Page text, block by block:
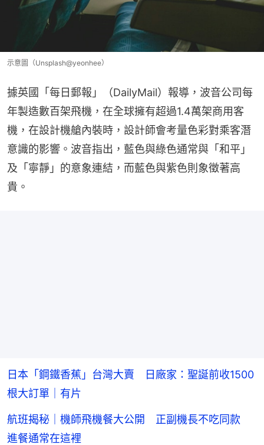
示意圖（Unsplash@yeonhee）
據英國「每日郵報」（DailyMail）報導，波音公司每
年製造數百架飛機，在全球擁有超過1.4萬架商用客
機，在設計機艙內裝時，設計師會考量色彩對乘客潛
意識的影響。波音指出，藍色與綠色通常與「和平」
及「寧靜」的意象連結，而藍色與紫色則象徵著高
貴。
日本「鋼鐵香蕉」台灣大賣 日廠家：聖誕前收1500
根大訂單｜有片
航班揭秘｜機師飛機餐大公開 正副機長不吃同款
進餐通常在這裡